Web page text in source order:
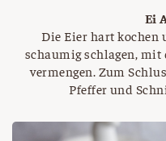
Ei
Die Eier hart kochen
schaumig schlagen, mit
vermengen. Zum
Pfeffer und